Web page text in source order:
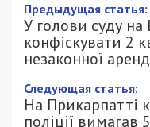
Предыдущая статья:
У голови суду на
конфіскувати 2
незаконної
Следующая статья:
На Прикарпатті
поліції вимагав